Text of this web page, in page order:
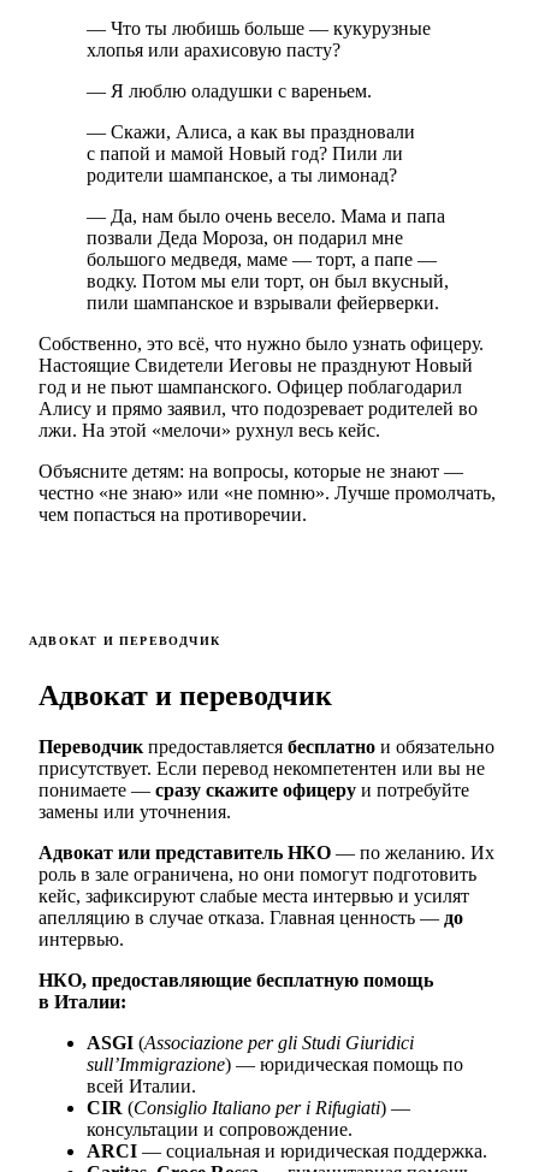
— Что ты любишь больше — кукурузные
хлопья или арахисовую пасту?
— Я люблю оладушки с вареньем.
— Скажи, Алиса, а как вы праздновали
с папой и мамой Новый год? Пили ли
родители шампанское, а ты лимонад?
— Да, нам было очень весело. Мама и папа
позвали Деда Мороза, он подарил мне
большого медведя, маме — торт, а папе —
водку. Потом мы ели торт, он был вкусный,
пили шампанское и взрывали фейерверки.
Собственно, это всё, что нужно было узнать офицеру.
Настоящие Свидетели Иеговы не празднуют Новый
год и не пьют шампанского. Офицер поблагодарил
Алису и прямо заявил, что подозревает родителей во
лжи. На этой «мелочи» рухнул весь кейс.
Объясните детям: на вопросы, которые не знают —
честно «не знаю» или «не помню». Лучше промолчать,
чем попасться на противоречии.
АДВОКАТ И ПЕРЕВОДЧИК
Адвокат и переводчик
Переводчик предоставляется бесплатно и обязательно
присутствует. Если перевод некомпетентен или вы не
понимаете — сразу скажите офицеру и потребуйте
замены или уточнения.
Адвокат или представитель НКО — по желанию. Их
роль в зале ограничена, но они помогут подготовить
кейс, зафиксируют слабые места интервью и усилят
апелляцию в случае отказа. Главная ценность — до
интервью.
НКО, предоставляющие бесплатную помощь
в Италии:
ASGI (Associazione per gli Studi Giuridici
sull’Immigrazione) — юридическая помощь по
всей Италии.
CIR (Consiglio Italiano per i Rifugiati) —
консультации и сопровождение.
ARCI — социальная и юридическая поддержка.